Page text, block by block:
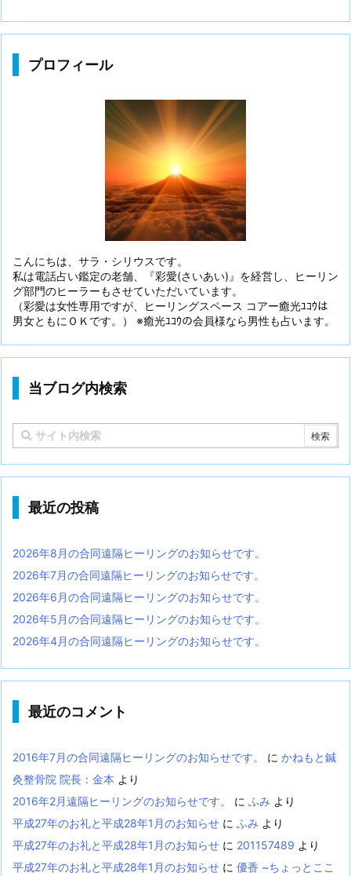
プロフィール
こんにちは、サラ・シリウスです。
私は電話占い鑑定の老舗、『彩愛(さいあい)』を経営し、ヒーリン
グ部門のヒーラーもさせていただいています。
（彩愛は女性専用ですが、ヒーリングスペース コアー癒光ﾕｺｳは
男女ともにＯＫです。） ※癒光ﾕｺｳの会員様なら男性も占います。
当ブログ内検索
最近の投稿
2026年8月の合同遠隔ヒーリングのお知らせです。
2026年7月の合同遠隔ヒーリングのお知らせです。
2026年6月の合同遠隔ヒーリングのお知らせです。
2026年5月の合同遠隔ヒーリングのお知らせです。
2026年4月の合同遠隔ヒーリングのお知らせです。
最近のコメント
2016年7月の合同遠隔ヒーリングのお知らせです。 に かねもと鍼
灸整骨院 院長：金本 より
2016年2月遠隔ヒーリングのお知らせです。
に ふみ より
平成27年のお礼と平成28年1月のお知らせ に ふみ より
平成27年のお礼と平成28年1月のお知らせ に 201157489 より
平成27年のお礼と平成28年1月のお知らせ に 優香 ~ちょっとここ